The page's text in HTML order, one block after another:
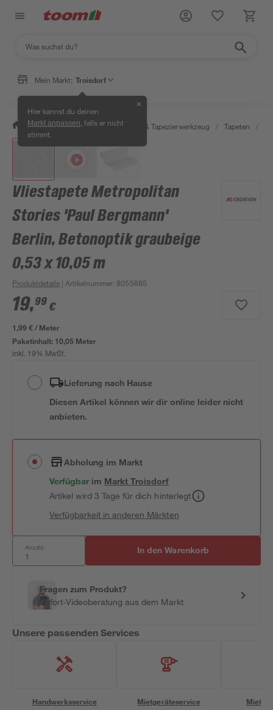
Mein Markt: Troisdorf
Hier kannst du deinen
Markt anpassen , falls er nicht
stimmt.
✕
/ Wohnen & Haushalt / Tapeten & Tapezierwerkzeug / Tapeten /
Vliestapete Metropolitan
Stories 'Paul Bergmann'
Berlin, Betonoptik graubeige
0,53 x 10,05 m
Produktdetails | Artikelnummer: 8055885
19,99 €
1,99 € / Meter
Paketinhalt: 10,05 Meter
inkl. 19% MwSt.
Lieferung nach Hause
Diesen Artikel können wir dir online leider nicht
anbieten.
Abholung im Markt
Verfügbar im MarktTroisdorf
Artikel wird 3 Tage für dich hinterlegt
Verfügbarkeit in anderen Märkten
Anzahl: In den Warenkorb
Fragen zum Produkt?
Sofort-Videoberatung aus dem Markt
Unsere passenden Services
Handwerksservice Mietgeräteservice